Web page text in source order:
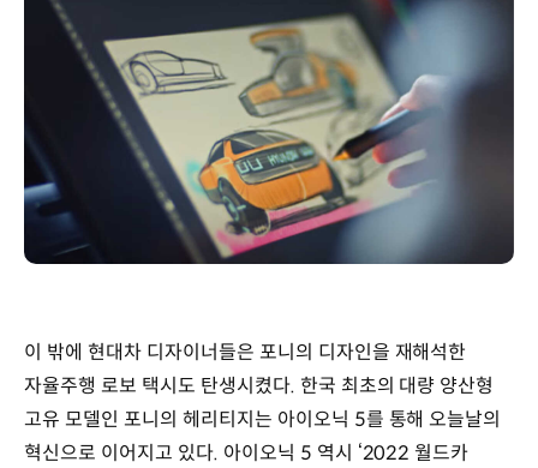
이 밖에 현대차 디자이너들은 포니의 디자인을 재해석한
자율주행 로보 택시도 탄생시켰다. 한국 최초의 대량 양산형
고유 모델인 포니의 헤리티지는 아이오닉 5를 통해 오늘날의
혁신으로 이어지고 있다. 아이오닉 5 역시 ‘2022 월드카